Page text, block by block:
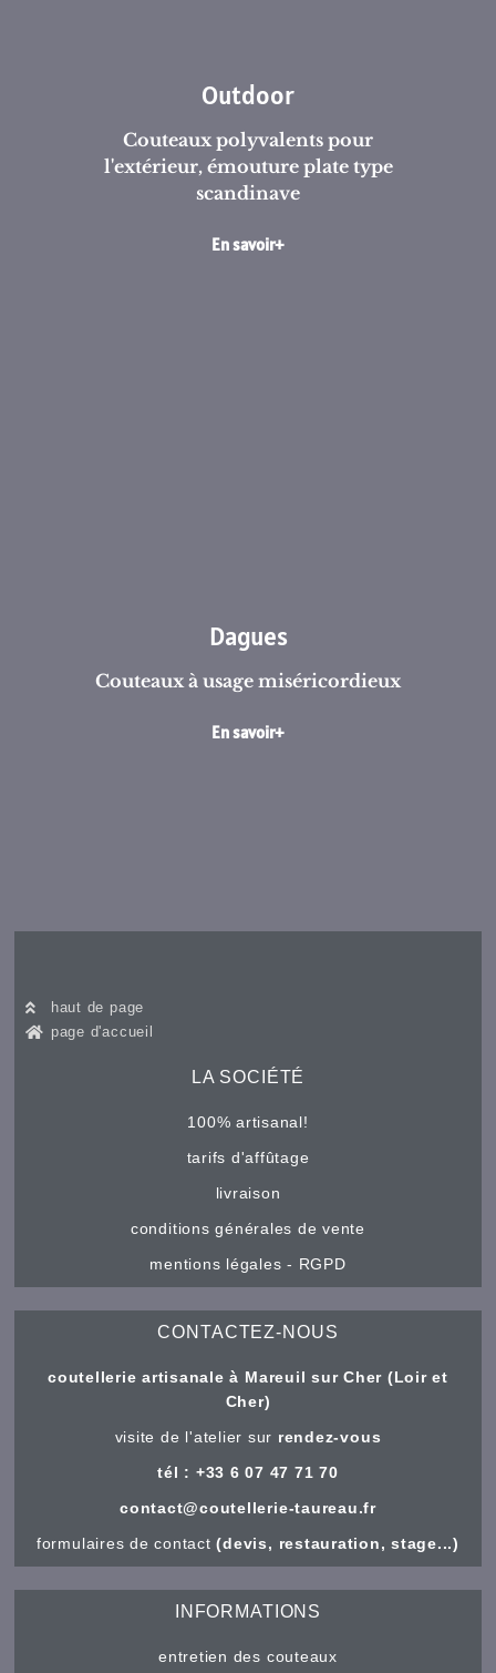
Outdoor
Couteaux polyvalents pour
l'extérieur, émouture plate type
scandinave
En savoir+
Dagues
Couteaux à usage miséricordieux
En savoir+
haut de page
page d'accueil
LA SOCIÉTÉ
100% artisanal!
tarifs d'affûtage
livraison
conditions générales de vente
mentions légales - RGPD
CONTACTEZ-NOUS
coutellerie artisanale à Mareuil sur Cher (Loir et
Cher)
visite de l'atelier sur rendez-vous
tél : +33 6 07 47 71 70
contact@coutellerie-taureau.fr
formulaires de contact(devis, restauration, stage...)
INFORMATIONS
entretien des couteaux